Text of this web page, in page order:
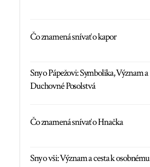
Čo znamená snívať o kapor
Sny o Pápežovi: Symbolika, Význam a
Duchovné Posolstvá
Čo znamená snívať o Hnačka
Sny o vši: Význam a cesta k osobnému